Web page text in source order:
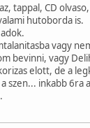
tappal, CD
hutoborda is.
vagy
bevinni, vagy
elott, de a
szen... inkabb 6ra